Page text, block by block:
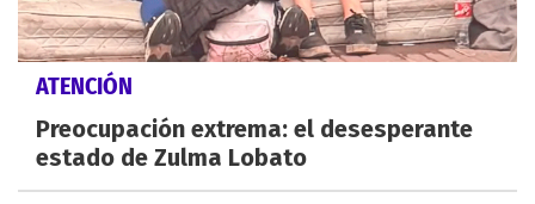
ATENCIÓN
Preocupación extrema: el desesperante
estado de Zulma Lobato